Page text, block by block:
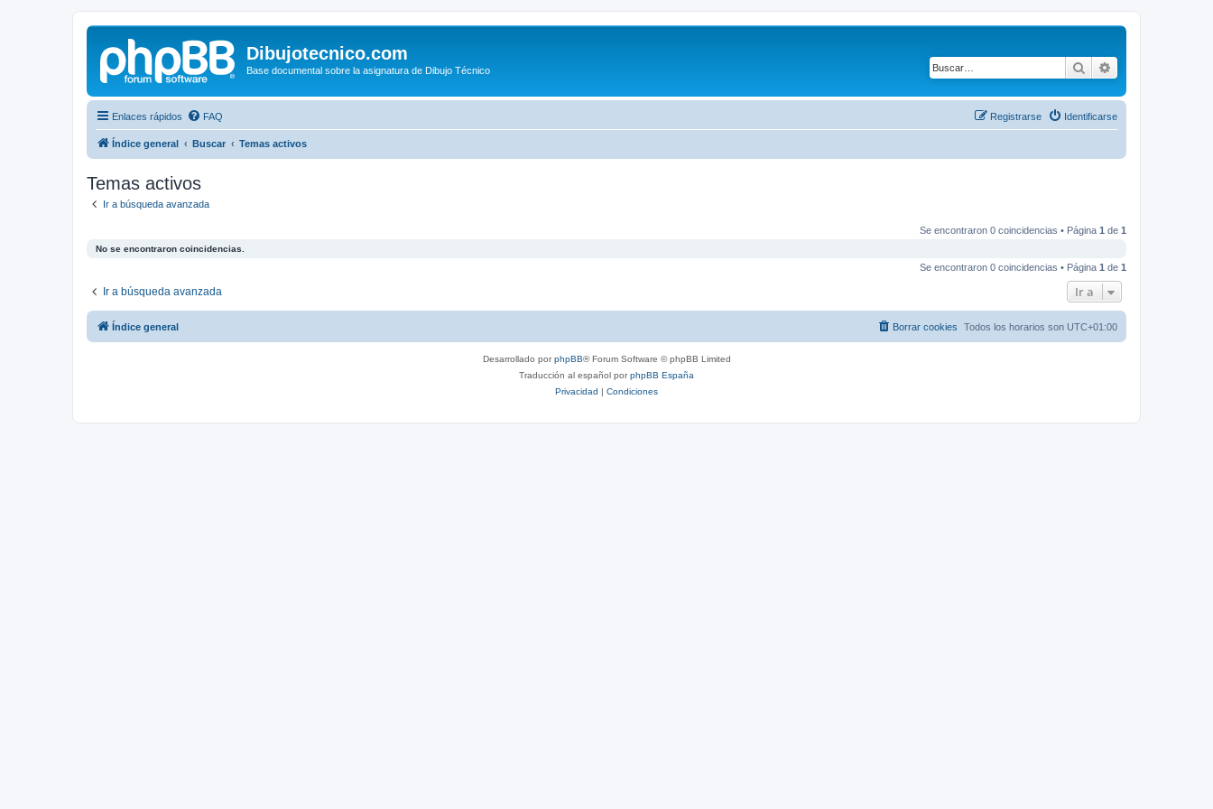
Dibujotecnico.com
Base documental sobre la asignatura de Dibujo Técnico Buscar
Enlaces rápidos FAQ Identificarse
Registrarse
Índice general Buscar Temas activos
Temas activos
Ir a búsqueda avanzada
Se encontraron 0 coincidencias • Página 1 de 1
No se encontraron coincidencias.
Se encontraron 0 coincidencias • Página 1 de 1
Ir a búsqueda avanzada Ir a
Índice general Todos los horarios son UTC+01:00
Borrar cookies
Desarrollado porphpBB® Forum Software © phpBB Limited
Traducción al español porphpBB España
Privacidad | Condiciones